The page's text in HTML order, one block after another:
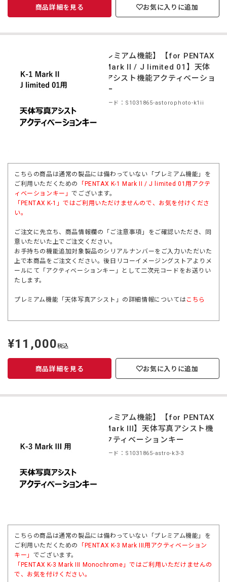
商品詳細を見る お気に入りに追加
【プレミアム機能】【for PENTAX
K-1 Mark II / J limited 01】天体
写真アシスト機能アクティベーショ
ンキー
商品コード：S1031865-astorophoto-k1ii
こちらの商品は通常の製品には備わっていない「プレミアム機能」を
ご利用いただくための
「 PENTAX K-1 Mark II / J limited 01用アクテ
ィベーションキー」でございます。
「 PENTAX K-1」ではご利用いただけませんので、お気を付けくださ
い。
ご注文に先立ち、商品情報欄の「ご注意事項」をご確認いただき、同
意いただいた上でご注文ください。
お手持ちの機能追加対象製品のシリアルナンバーをご入力いただいた
上で本商品をご注文ください。後日リコーイメージングストアよりメ
ールにて「アクティベーションキー」として二次元コードをお送りい
たします。
プレミアム機能「天体写真アシスト」の詳細情報についてはこちら
定
価
¥11,000税込
商品詳細を見る お気に入りに追加
【プレミアム機能】【for PENTAX
K-3 Mark III】天体写真アシスト機
能アクティベーションキー
商品コード：S1031865-astro-k3-3
こちらの商品は通常の製品には備わっていない「プレミアム機能」を
ご利用いただくための
「PENTAX K-3 Mark III用アクティベーション
キー」 でございます。
「 PENTAX K-3 Mark III Monochrome」ではご利用いただけませんの
で、お気を付けください。